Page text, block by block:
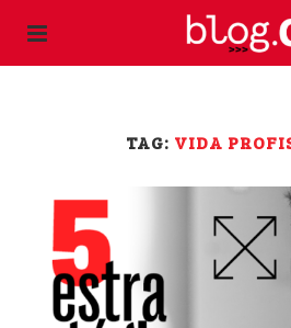
TAG: VIDA